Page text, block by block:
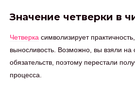
Значение четверки в
Четверка символизирует
выносливость. Возможно, вы взяли
обязательств, поэтому перестали
процесса.